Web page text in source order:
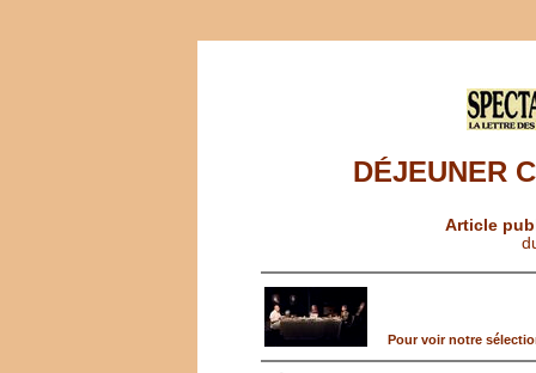
DÉJEUNER
Article
Pour voir notre